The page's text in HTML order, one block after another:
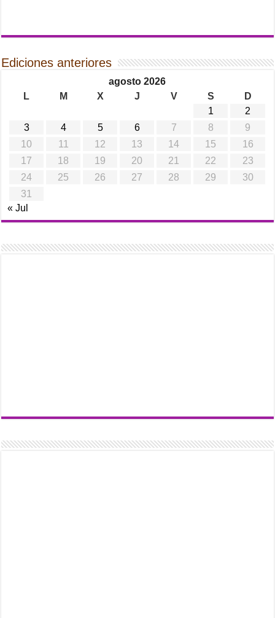
Ediciones anteriores
agosto 2026
L
M X J V S
D
1
2
3
4 5 6 7 8
9
10
11 12 13 14 15
16
17
18 19 20 21 22
23
24
25 26 27 28 29
30
31
« Jul